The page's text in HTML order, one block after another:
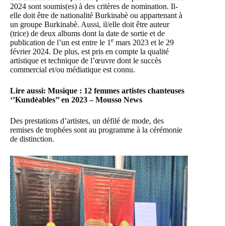
2024 sont soumis(es) à des critères de nomination. Il-
elle doit être de nationalité Burkinabè ou appartenant à
un groupe Burkinabè. Aussi, il/elle doit être auteur
(trice) de deux albums dont la date de sortie et de
publication de l’un est entre le 1 e mars 2023 et le 29
février 2024. De plus, est pris en compte la qualité
artistique et technique de l’œuvre dont le succès
commercial et/ou médiatique est connu.
Lire aussi: Musique : 12 femmes artistes chanteuses
‘’Kundéables’’ en 2023 – Mousso News
Des prestations d’artistes, un défilé de mode, des
remises de trophées sont au programme à la cérémonie
de distinction.